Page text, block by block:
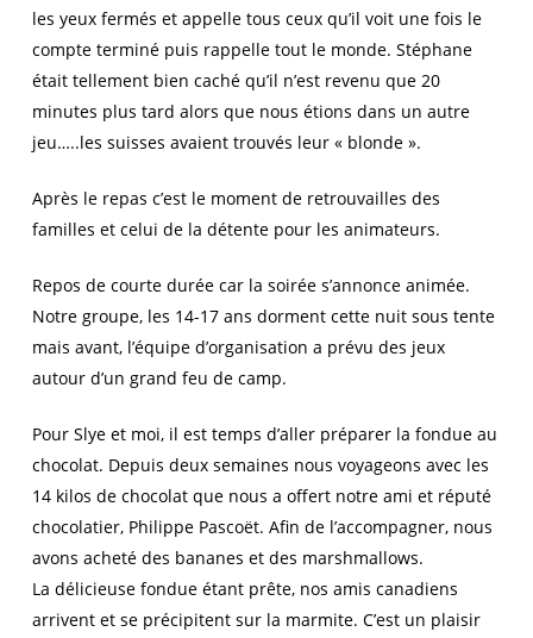
les yeux fermés et appelle tous ceux qu’il voit une fois le
compte terminé puis rappelle tout le monde. Stéphane
était tellement bien caché qu’il n’est revenu que 20
minutes plus tard alors que nous étions dans un autre
jeu…..les suisses avaient trouvés leur « blonde ».
Après le repas c’est le moment de retrouvailles des
familles et celui de la détente pour les animateurs.
Repos de courte durée car la soirée s’annonce animée.
Notre groupe, les 14-17 ans dorment cette nuit sous tente
mais avant, l’équipe d’organisation a prévu des jeux
autour d’un grand feu de camp.
Pour Slye et moi, il est temps d’aller préparer la fondue au
chocolat. Depuis deux semaines nous voyageons avec les
14 kilos de chocolat que nous a offert notre ami et réputé
chocolatier, Philippe Pascoët. Afin de l’accompagner, nous
avons acheté des bananes et des marshmallows.
La délicieuse fondue étant prête, nos amis canadiens
arrivent et se précipitent sur la marmite. C’est un plaisir